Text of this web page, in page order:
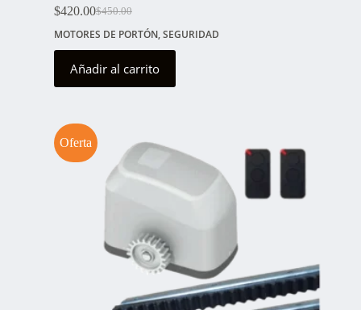
$450.00
El
precio
era:
$450.00.
$420.00El
precio
es:
$420.00.
MOTORES DE PORTÓN,SEGURIDAD
Añadir al carrito
Oferta